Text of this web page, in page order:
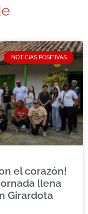
NOTICIAS POSITIVAS
el corazón!
llena
Girardota